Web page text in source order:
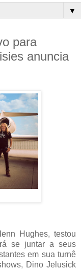
▼
para
anuncia
Hughes, testou
se juntar a seus
em sua turnê
Dino Jelusick